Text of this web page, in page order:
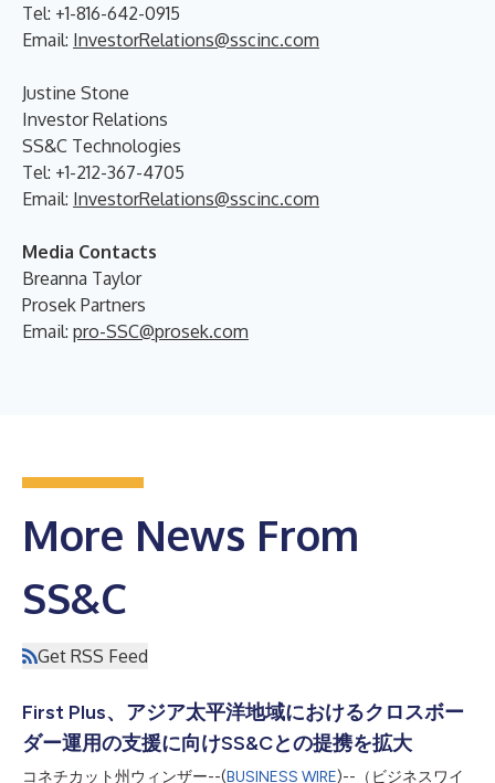
Tel: +1-816-642-0915
Email: InvestorRelations@sscinc.com
Justine Stone
Investor Relations
SS&C Technologies
Tel: +1-212-367-4705
Email: InvestorRelations@sscinc.com
Media Contacts
Breanna Taylor
Prosek Partners
Email: pro-SSC@prosek.com
More News From
SS&C
Get RSS Feed
First Plus、アジア太平洋地域におけるクロスボー
ダー運用の支援に向けSS&Cとの提携を拡大
コネチカット州ウィンザー--(BUSINESS WIRE)--（ビジネスワイ